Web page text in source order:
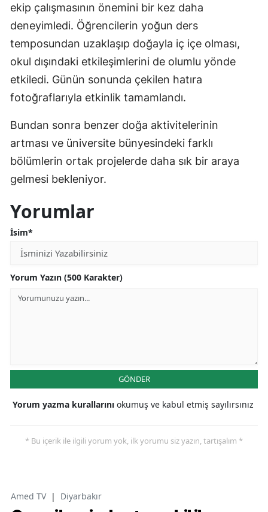
ekip çalışmasının önemini bir kez daha
deneyimledi. Öğrencilerin yoğun ders
temposundan uzaklaşıp doğayla iç içe olması,
okul dışındaki etkileşimlerini de olumlu yönde
etkiledi. Günün sonunda çekilen hatıra
fotoğraflarıyla etkinlik tamamlandı.
Bundan sonra benzer doğa aktivitelerinin
artması ve üniversite bünyesindeki farklı
bölümlerin ortak projelerde daha sık bir araya
gelmesi bekleniyor.
Yorumlar
İsim*
Yorum Yazın (500 Karakter)
GÖNDER
Yorum yazma kurallarını okumuş ve kabul etmiş sayılırsınız
* Bu içerik ile ilgili yorum yok, ilk yorumu siz yazın, tartışalım *
Amed TV | Diyarbakır